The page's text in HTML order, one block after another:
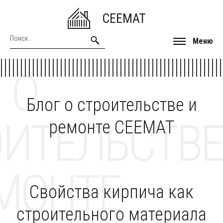
CEEMAT
Меню
Блог о строительстве и
ремонте CEEMAT
О
Свойства кирпича как
строительного материала